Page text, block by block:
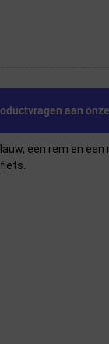
aan
een rem en een